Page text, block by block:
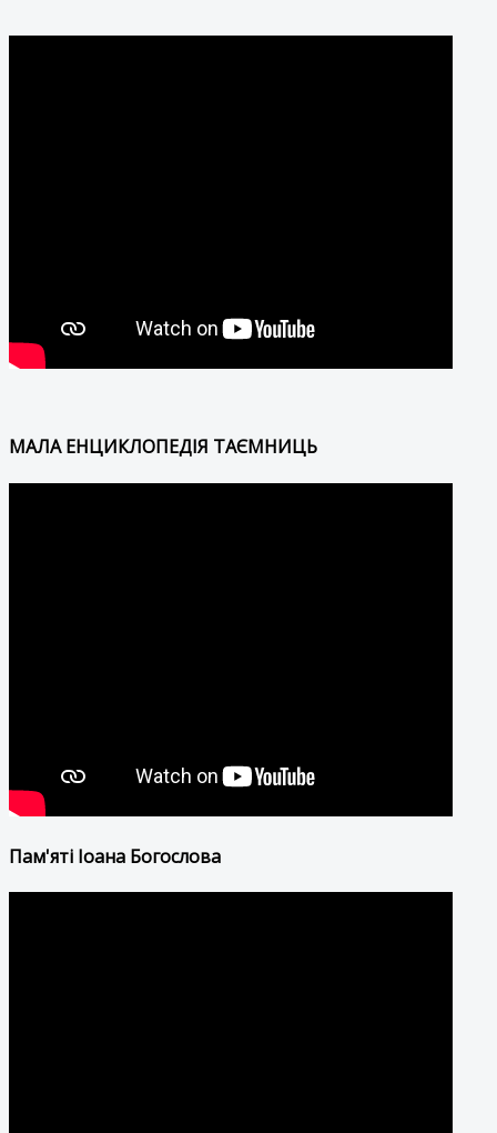
МАЛА ЕНЦИКЛОПЕДІЯ ТАЄМНИЦЬ
Пам'яті Іоана Богослова